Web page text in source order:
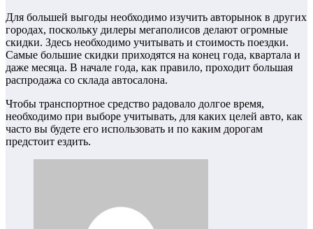
Для большей выгоды необходимо изучить авторынок в других
городах, поскольку дилеры мегаполисов делают огромные
скидки. Здесь необходимо учитывать и стоимость поездки.
Самые большие скидки приходятся на конец года, квартала и
даже месяца. В начале года, как правило, проходит большая
распродажа со склада автосалона.
Чтобы транспортное средство радовало долгое время,
необходимо при выборе учитывать, для каких целей авто, как
часто вы будете его использовать и по каким дорогам
предстоит ездить.